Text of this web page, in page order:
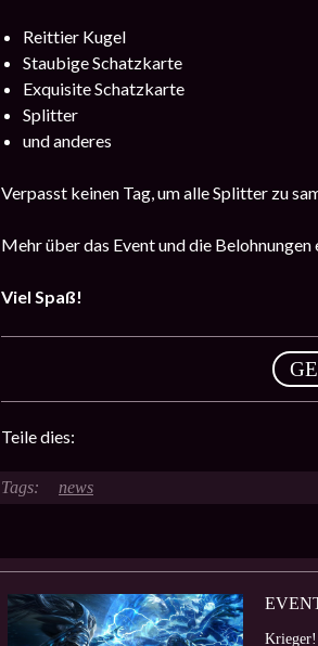
Reittier Kugel
Staubige Schatzkarte
Exquisite Schatzkarte
Splitter
und anderes
Verpasst keinen Tag, um alle Splitter zu
Mehr über das Event und die
Viel Spaß!
Teile dies:
news
Krieger!